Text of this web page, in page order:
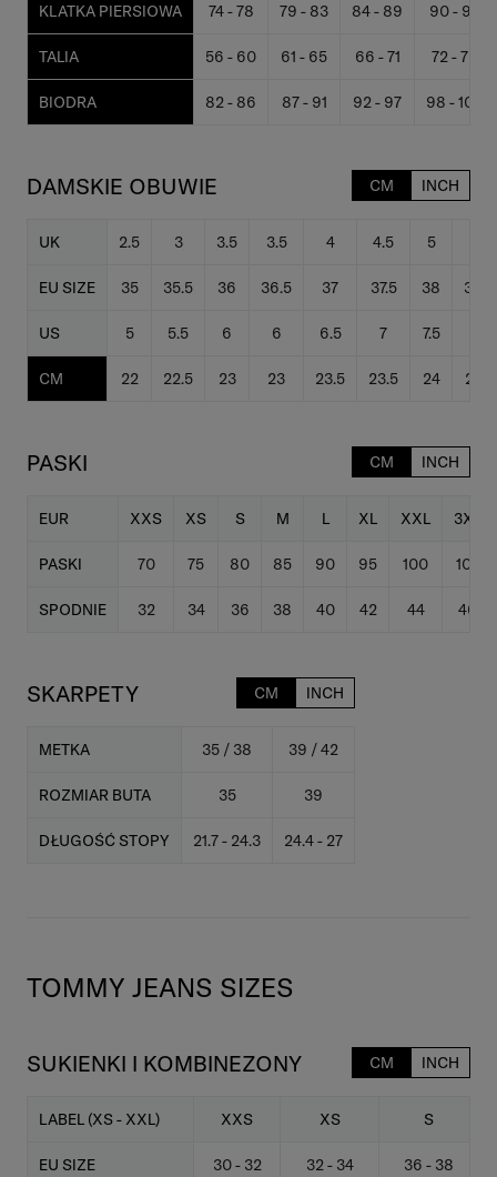
KLATKA PIERSIOWA 74 - 78 79 - 83 84 - 89 90 - 95
TALIA 56 - 60 61 - 65 66 - 71 72 - 77
BIODRA 82 - 86 87 - 91 92 - 97 98 - 103
DAMSKIE OBUWIE CM INCH
UK 2.5 3 3.5 3.5 4 4.5 5
EU SIZE 35 35.5 36 36.5 37 37.5 38 38.5
US 5 5.5 6 6 6.5 7 7.5
CM 22 22.5 23 23 23.5 23.5 24 24.5
PASKI CM INCH
EUR XXS XS S M L XL XXL 3XL
PASKI 70 75 80 85 90 95 100 105
SPODNIE 32 34 36 38 40 42 44 46
SKARPETY CM INCH
METKA 35 / 38 39 / 42
ROZMIAR BUTA 35 39
DŁUGOŚĆ STOPY 21.7 - 24.3 24.4 - 27
TOMMY JEANS SIZES
SUKIENKI I KOMBINEZONY CM INCH
LABEL (XS - XXL) XXS XS S
EU SIZE 30 - 32 32 - 34 36 - 38